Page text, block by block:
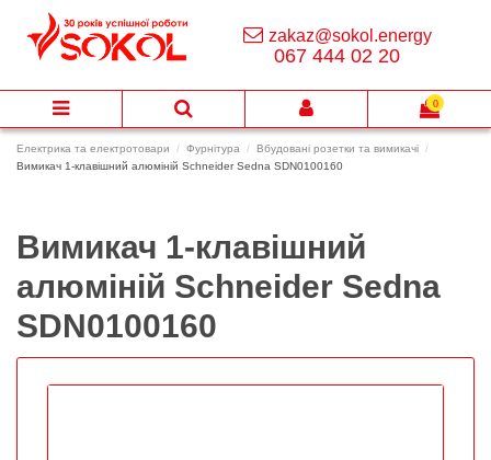
Електрика та електротовари Фурнітура
Вбудовані розетки та вимикачі
Вимикач 1-клавішний алюміній Schneider Sedna SDN0100160
Вимикач 1-клавішний
алюміній Schneider Sedna
SDN0100160
zakaz@sokol.energy
067 444 02 20
0